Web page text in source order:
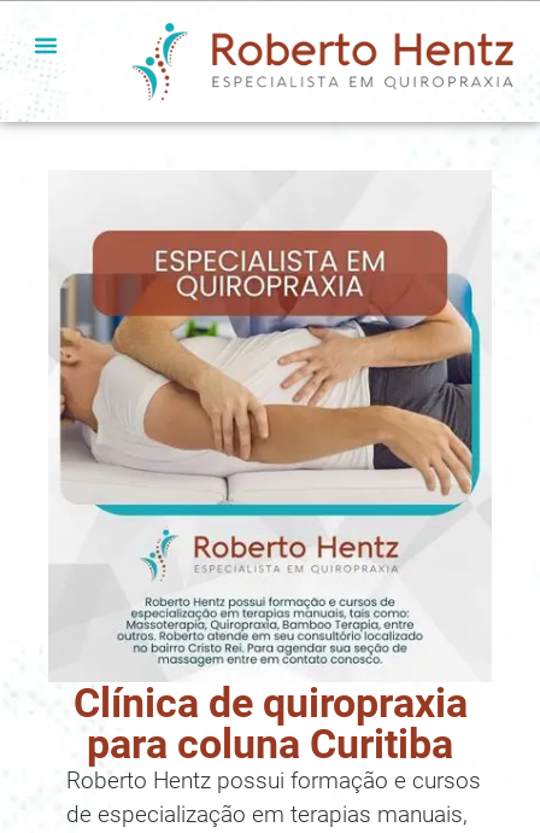
Clínica de quiropraxia
para coluna Curitiba
Roberto Hentz possui formação e cursos
de especialização em terapias manuais,